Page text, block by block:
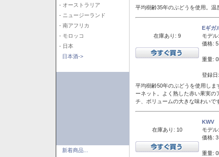
- オーストラリア
- ニュージーランド
- 南アフリカ
- モロッコ
- 日本
日本酒->
新着商品...
平均樹齢35年のぶどうを使用。
在庫あり: 9
Eギガ
モデル:
価格:
重量:
登録
平均樹齢50年のぶどうを使用し
ーネット。よく熟した赤い果実
チ、ボリュームの大きな味わいで
在庫あり: 10
KWV
モデル:
価格:
重量: